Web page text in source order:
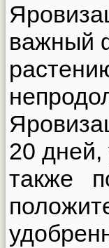
важный
20
также